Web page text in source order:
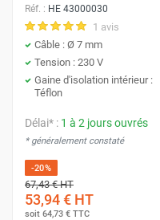
Réf. : HE 43000030
1 avis
Câble : Ø 7 mm
Tension : 230 V
Gaine d'isolation intérieur :
Téflon
Délai* : 1 à 2 jours ouvrés
* généralement constaté
-20%
67,43 €HT
53,94 € HT
soit 64,73 € TTC